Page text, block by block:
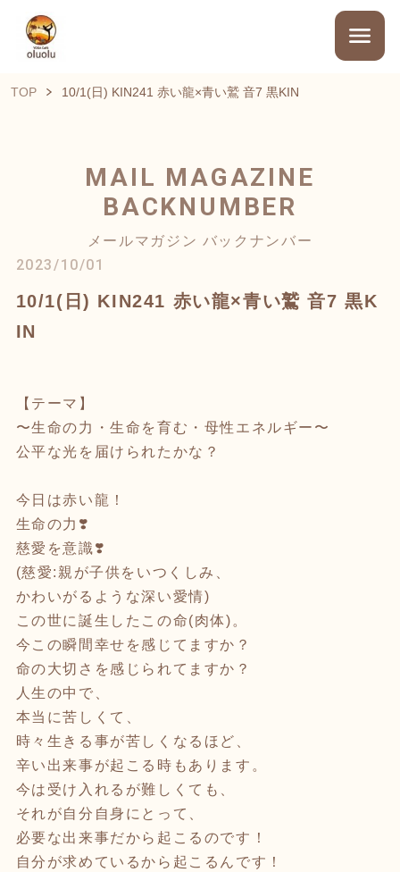
TOP 10/1(日) KIN241 赤い龍×青い鷲 音7 黒KIN
MAIL MAGAZINE
BACKNUMBER
メールマガジン バックナンバー
2023/10/01
10/1(日) KIN241 赤い龍×青い鷲 音7 黒K
IN
【テーマ】
〜生命の力・生命を育む・母性エネルギー〜
公平な光を届けられたかな？
今日は赤い龍！
生命の力❣️
慈愛を意識❣️
(慈愛:親が子供をいつくしみ、
かわいがるような深い愛情)
この世に誕生したこの命(肉体)。
今この瞬間幸せを感じてますか？
命の大切さを感じられてますか？
人生の中で、
本当に苦しくて、
時々生きる事が苦しくなるほど、
辛い出来事が起こる時もあります。
今は受け入れるが難しくても、
それが自分自身にとって、
必要な出来事だから起こるのです！
自分が求めているから起こるんです！